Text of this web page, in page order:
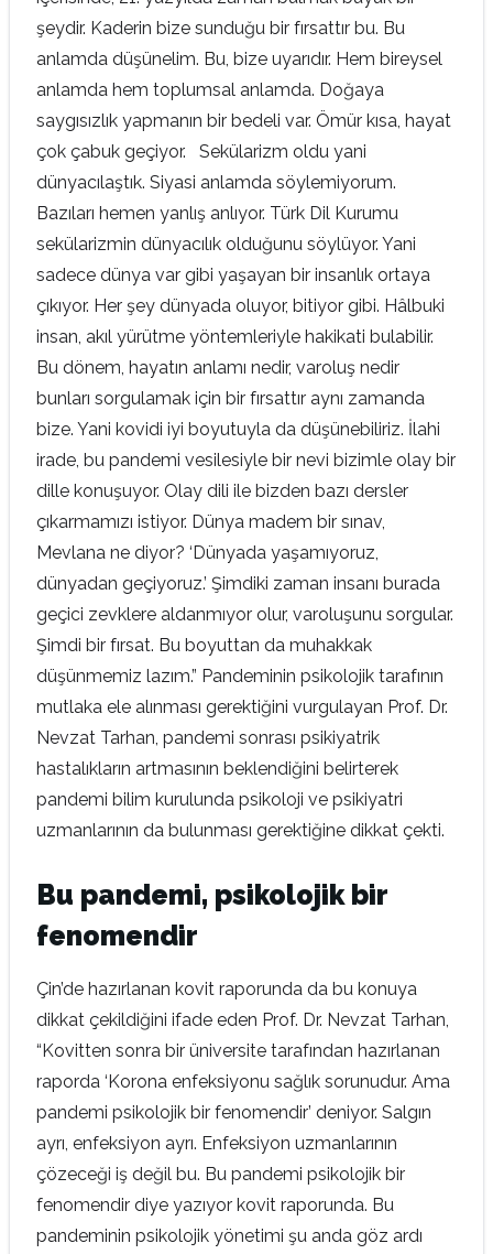
şeydir. Kaderin bize sunduğu bir fırsattır bu. Bu
anlamda düşünelim. Bu, bize uyarıdır. Hem bireysel
anlamda hem toplumsal anlamda. Doğaya
saygısızlık yapmanın bir bedeli var. Ömür kısa, hayat
çok çabuk geçiyor. Sekülarizm oldu yani
dünyacılaştık. Siyasi anlamda söylemiyorum.
Bazıları hemen yanlış anlıyor. Türk Dil Kurumu
sekülarizmin dünyacılık olduğunu söylüyor. Yani
sadece dünya var gibi yaşayan bir insanlık ortaya
çıkıyor. Her şey dünyada oluyor, bitiyor gibi. Hâlbuki
insan, akıl yürütme yöntemleriyle hakikati bulabilir.
Bu dönem, hayatın anlamı nedir, varoluş nedir
bunları sorgulamak için bir fırsattır aynı zamanda
bize. Yani kovidi iyi boyutuyla da düşünebiliriz. İlahi
irade, bu pandemi vesilesiyle bir nevi bizimle olay bir
dille konuşuyor. Olay dili ile bizden bazı dersler
çıkarmamızı istiyor. Dünya madem bir sınav,
Mevlana ne diyor? ‘Dünyada yaşamıyoruz,
dünyadan geçiyoruz.’ Şimdiki zaman insanı burada
geçici zevklere aldanmıyor olur, varoluşunu sorgular.
Şimdi bir fırsat. Bu boyuttan da muhakkak
düşünmemiz lazım.” Pandeminin psikolojik tarafının
mutlaka ele alınması gerektiğini vurgulayan Prof. Dr.
Nevzat Tarhan, pandemi sonrası psikiyatrik
hastalıkların artmasının beklendiğini belirterek
pandemi bilim kurulunda psikoloji ve psikiyatri
uzmanlarının da bulunması gerektiğine dikkat çekti.
Bu pandemi, psikolojik bir
fenomendir
Çin’de hazırlanan kovit raporunda da bu konuya
dikkat çekildiğini ifade eden Prof. Dr. Nevzat Tarhan,
“Kovitten sonra bir üniversite tarafından hazırlanan
raporda ‘Korona enfeksiyonu sağlık sorunudur. Ama
pandemi psikolojik bir fenomendir’ deniyor. Salgın
ayrı, enfeksiyon ayrı. Enfeksiyon uzmanlarının
çözeceği iş değil bu. Bu pandemi psikolojik bir
fenomendir diye yazıyor kovit raporunda. Bu
pandeminin psikolojik yönetimi şu anda göz ardı